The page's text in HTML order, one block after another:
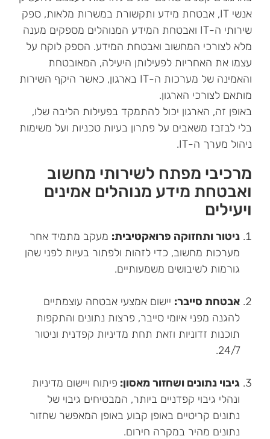
אנשי IT, אבטחת מידע ותקשורת במשרות מלאות, ספק
שירותי ה-IT ואבטחת המידע המנוהלים מספקים מענה
מלא לצורכי המחשוב ואבטחת המידע. הספק לוקח על
עצמו את האחריות לפעילותן היעילה, המאובטחת
והאמינה של מערכות ה-IT בארגון, כאשר היקף השירות
מותאם לצורכי הארגון.
באופן זה, הארגון יכול להתמקד בפעילות הליבה שלו,
בלי לבזבז משאבים על פתרון בעיות טכניות ועל משימות
ניהול מערך ה-IT.
מרכיבי מפתח לשירותי מחשוב
ואבטחת מידע מנוהלים אמינים
ויעילים
ניטור ותחזוקה פרואקטיבית: מעקב מתמיד אחר
מערכות מחשוב, כדי לזהות ולפתור בעיות לפני שהן
גורמות לשיבושים משמעותיים.
אבטחת סייבר: יישום אמצעי אבטחה עוצמתיים
להגנה מפני איומי סייבר, פרצות נתונים והתקפות
תוכנות זדוניות וזאת תחת מדיניות קפדנית וניטור
24/7.
גיבוי נתונים ושחזור מאסון: פיתוח ויישום מדיניות
ונהלי גיבוי קפדניים ביותר, המבטיחים גיבוי של
נתונים קריטיים באופן קבוע באופן המאפשר שחזור
נתונים מהיר במקרה חירום.